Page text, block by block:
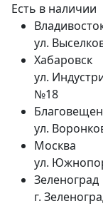
Есть в наличии
ул.
Хабаровск
ул.
№18
ул.
Москва
ул.
Зеленоград
г.